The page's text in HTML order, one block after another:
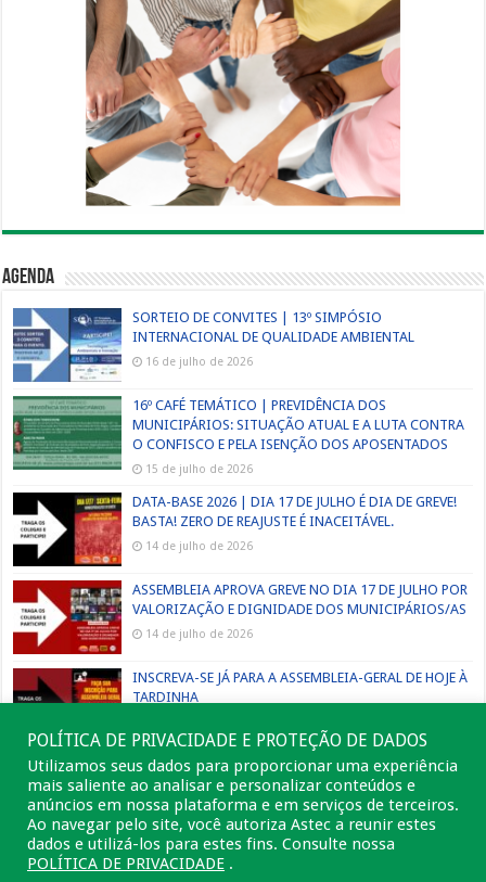
Agenda
SORTEIO DE CONVITES | 13º SIMPÓSIO
INTERNACIONAL DE QUALIDADE AMBIENTAL
16 de julho de 2026
16º CAFÉ TEMÁTICO | PREVIDÊNCIA DOS
MUNICIPÁRIOS: SITUAÇÃO ATUAL E A LUTA CONTRA
O CONFISCO E PELA ISENÇÃO DOS APOSENTADOS
15 de julho de 2026
DATA-BASE 2026 | DIA 17 DE JULHO É DIA DE GREVE!
BASTA! ZERO DE REAJUSTE É INACEITÁVEL.
14 de julho de 2026
ASSEMBLEIA APROVA GREVE NO DIA 17 DE JULHO POR
VALORIZAÇÃO E DIGNIDADE DOS MUNICIPÁRIOS/AS
14 de julho de 2026
INSCREVA-SE JÁ PARA A ASSEMBLEIA-GERAL DE HOJE À
TARDINHA
POLÍTICA DE PRIVACIDADE E PROTEÇÃO DE DADOS
Utilizamos seus dados para proporcionar uma experiência
mais saliente ao analisar e personalizar conteúdos e
anúncios em nossa plataforma e em serviços de terceiros.
Ao navegar pelo site, você autoriza Astec a reunir estes
dados e utilizá-los para estes fins. Consulte nossa
POLÍTICA DE PRIVACIDADE .